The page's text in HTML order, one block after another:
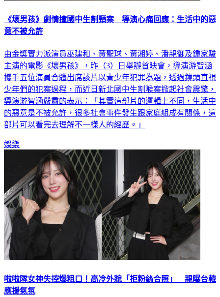
《壞男孩》劇情撞國中生割頸案 導演心痛回應：生活中的惡
意不被允許
由金獎實力派演員巫建和、黃聖球、黃湘婷、潘親御及鍾家駿
主演的電影《壞男孩》，昨（3）日舉辦首映會，導演游智涵
攜手五位演員合體出席該片以青少年犯罪為題，透過鏡頭直視
少年們的犯案過程，而近日新北國中生割喉案掀起社會震驚，
導演游智涵嚴肅的表示：「其實這部片的邏輯上不同，生活中
的惡意是不被允許，很多社會事件發生跟家庭組成有關係，這
部片可以看完去理解不一樣人的經歷。」
娛樂
啦啦隊女神失控爆粗口！高冷外貌「拒粉絲合照」 親曝台韓
應援氣氛